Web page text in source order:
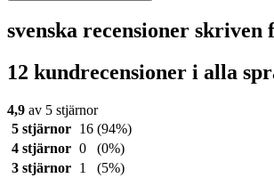
svenska recensioner
12 kundrecensioner i alla
4,9 av 5 stjärnor
5 stjärnor
16 (94%)
4 stjärnor 0
(0%)
3 stjärnor
1
(5%)